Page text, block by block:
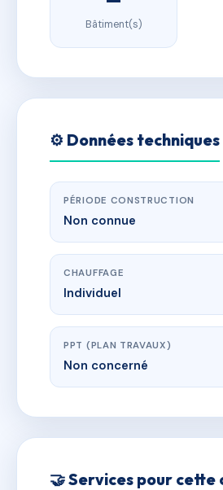
Bâtiment(s)
⚙️ Données techniques
PÉRIODE CONSTRUCTION
Non connue
CHAUFFAGE
Individuel
PPT (PLAN TRAVAUX)
Non concerné
🤝 Services pour